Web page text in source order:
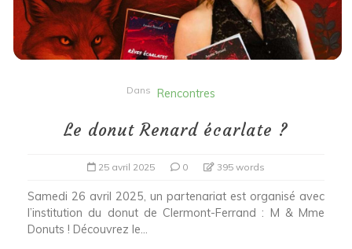
Dans Rencontres
Le donut Renard écarlate ?
25 avril 2025 0 395 words
Samedi 26 avril 2025, un partenariat est organisé avec
l’institution du donut de Clermont-Ferrand : M & Mme
Donuts ! Découvrez le...